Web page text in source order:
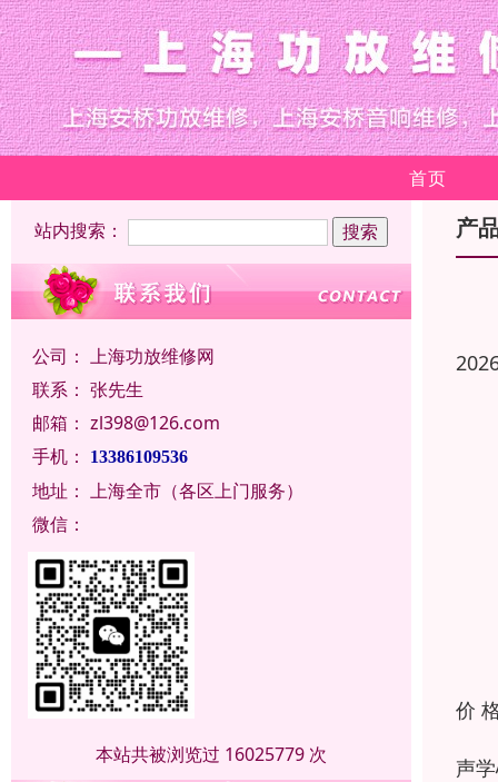
首页
站内搜索：
公司： 上海功放维修网
联系： 张先生
邮箱： zl398@126.com
手机：
13386109536
地址： 上海全市（各区上门服务）
微信：
本站共被浏览过 16025779 次
产
价
声